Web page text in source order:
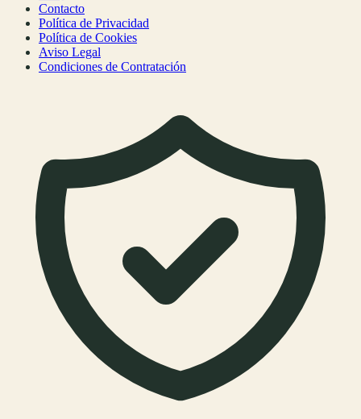
Contacto
Política de Privacidad
Política de Cookies
Aviso Legal
Condiciones de Contratación